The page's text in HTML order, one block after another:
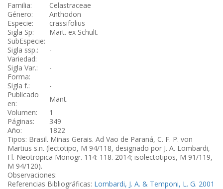
Familia:
Celastraceae
Género:
Anthodon
Especie:
crassifolius
Sigla Sp:
Mart. ex Schult.
SubEspecie:
Sigla ssp.:
-
Variedad:
Sigla Var.:
-
Forma:
Sigla f.:
-
Publicado
en:
Mant.
Volumen:
1
Páginas:
349
Año:
1822
Tipos: Brasil. Minas Gerais. Ad Vao de Paraná, C. F. P. von
Martius s.n. (lectotipo, M 94/118, designado por J. A. Lombardi,
Fl. Neotropica Monogr. 114: 118. 2014; isolectotipos, M 91/119,
M 94/120).
Observaciones:
Referencias Bibliográficas: Lombardi, J. A. & Temponi, L. G. 2001